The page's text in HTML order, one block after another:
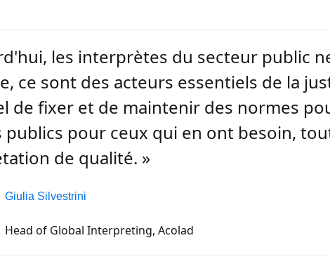
les interprètes du secteur public
ce sont des acteurs essentiels de la
de fixer et de maintenir des normes
publics pour ceux qui en ont besoin,
de qualité. »
Giulia Silvestrini
Head of Global Interpreting, Acolad